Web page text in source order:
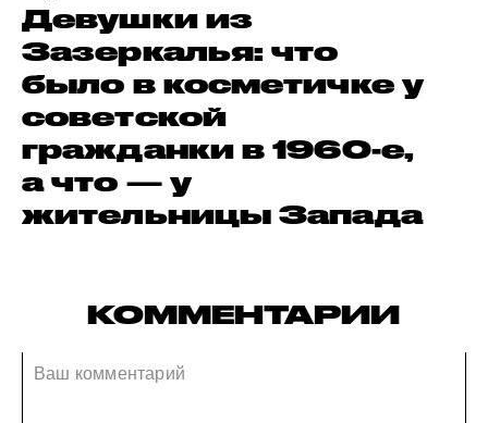
Девушки из
Зазеркалья: что
было в косметичке у
советской
гражданки в 1960-е,
а что — у
жительницы Запада
КОММЕНТАРИИ